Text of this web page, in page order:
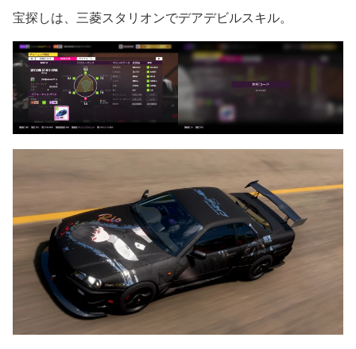
宝探しは、三菱スタリオンでデアデビルスキル。